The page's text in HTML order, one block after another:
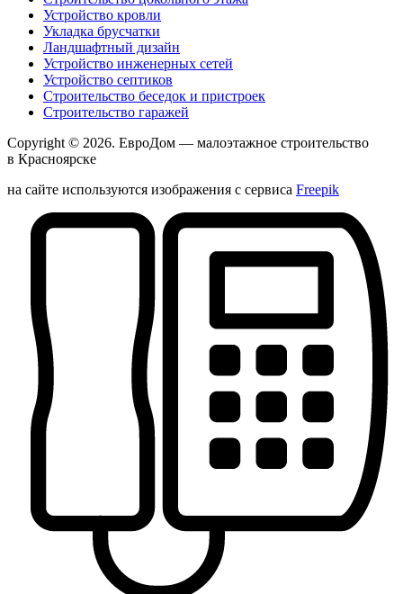
Устройство кровли
Укладка брусчатки
Ландшафтный дизайн
Устройство инженерных сетей
Устройство септиков
Строительство беседок и пристроек
Строительство гаражей
Copyright © 2026. ЕвроДом — малоэтажное строительство
в Красноярске
на сайте используются изображения с сервиса Freepik